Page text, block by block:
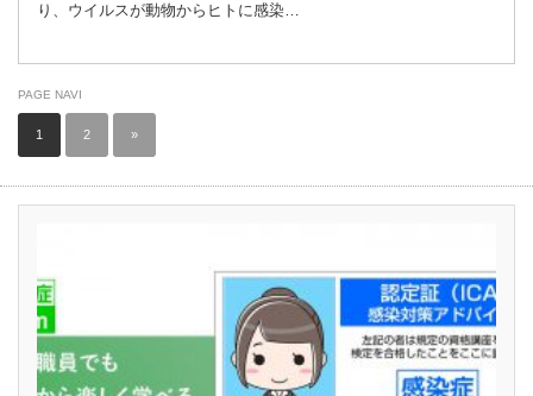
り、ウイルスが動物からヒトに感染…
PAGE NAVI
1 2 »